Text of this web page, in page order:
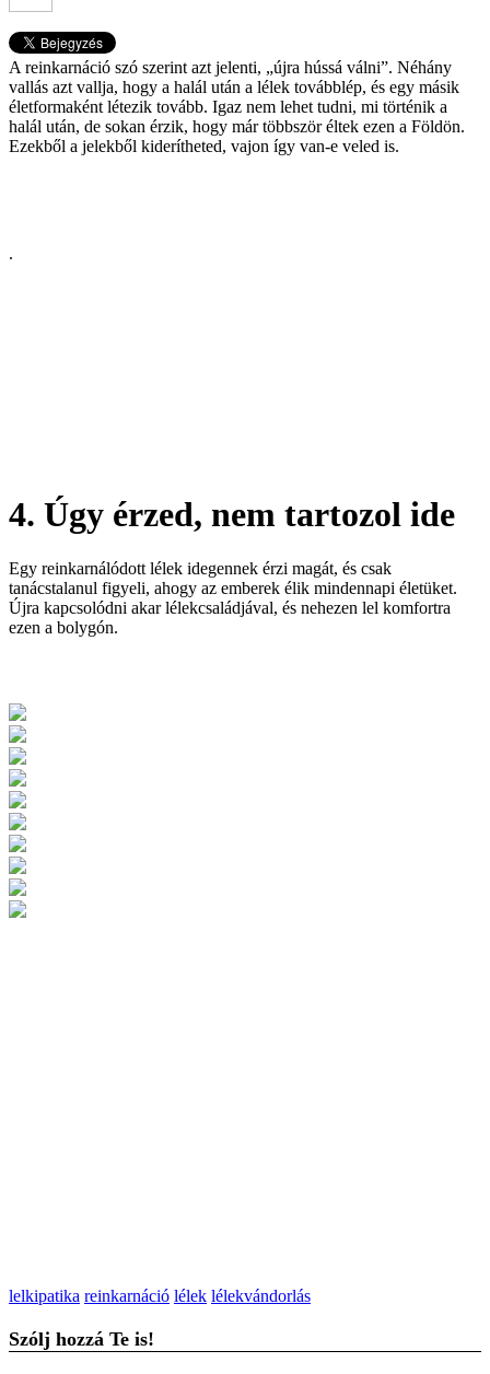
A reinkarnáció szó szerint azt jelenti, „újra hússá válni”. Néhány
vallás azt vallja, hogy a halál után a lélek továbblép, és egy másik
életformaként létezik tovább. Igaz nem lehet tudni, mi történik a
halál után, de sokan érzik, hogy már többször éltek ezen a Földön.
Ezekből a jelekből kiderítheted, vajon így van-e veled is.
.
4. Úgy érzed, nem tartozol ide
Egy reinkarnálódott lélek idegennek érzi magát, és csak
tanácstalanul figyeli, ahogy az emberek élik mindennapi életüket.
Újra kapcsolódni akar lélekcsaládjával, és nehezen lel komfortra
ezen a bolygón.
lelkipatika reinkarnáció lélek lélekvándorlás
Szólj hozzá Te is!